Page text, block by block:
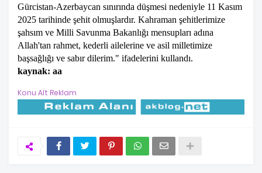
Gürcistan-Azerbaycan sınırında düşmesi nedeniyle 11 Kasım
2025 tarihinde şehit olmuşlardır. Kahraman şehitlerimize
şahsım ve Milli Savunma Bakanlığı mensupları adına
Allah'tan rahmet, kederli ailelerine ve asil milletimize
başsağlığı ve sabır dilerim." ifadelerini kullandı.
kaynak: aa
Konu Alt Reklam